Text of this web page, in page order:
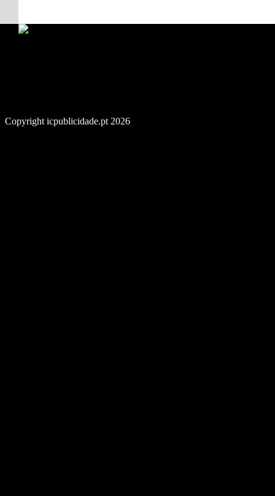
Copyright icpublicidade.pt 2026